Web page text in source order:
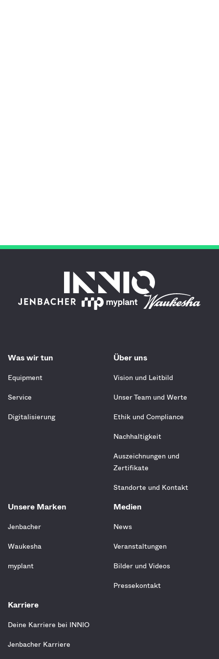
Was wir tun
Equipment
Service
Digitalisierung
Über uns
Vision und Leitbild
Unser Team und Werte
Ethik und Compliance
Nachhaltigkeit
Auszeichnungen und
Zertifikate
Standorte und Kontakt
Unsere Marken
Jenbacher
Waukesha
myplant
Medien
News
Veranstaltungen
Bilder und Videos
Pressekontakt
Karriere
Deine Karriere bei INNIO
Jenbacher Karriere